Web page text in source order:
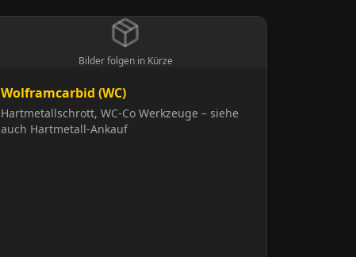
Bilder folgen in Kürze
Wolframcarbid (WC)
Hartmetallschrott, WC-Co Werkzeuge – siehe
auch Hartmetall-Ankauf